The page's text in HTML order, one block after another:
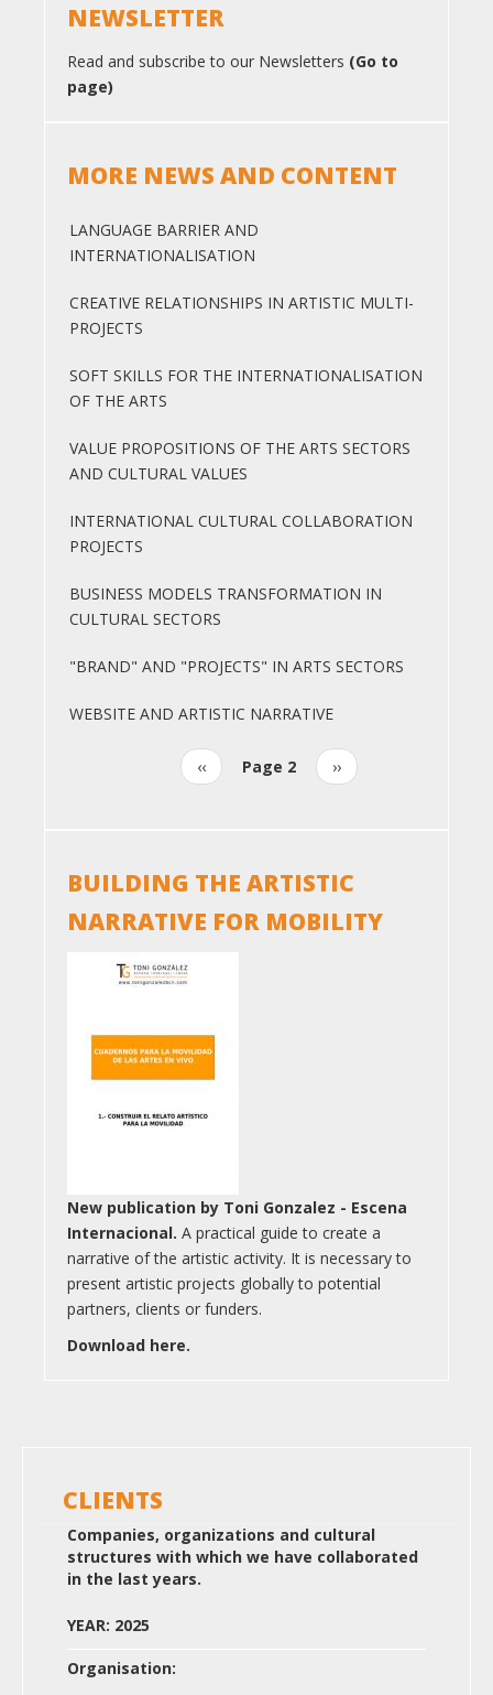
NEWSLETTER
Read and subscribe to our Newsletters (Go to
page)
MORE NEWS AND CONTENT
LANGUAGE BARRIER AND
INTERNATIONALISATION
CREATIVE RELATIONSHIPS IN ARTISTIC MULTI-
PROJECTS
SOFT SKILLS FOR THE INTERNATIONALISATION
OF THE ARTS
VALUE PROPOSITIONS OF THE ARTS SECTORS
AND CULTURAL VALUES
INTERNATIONAL CULTURAL COLLABORATION
PROJECTS
BUSINESS MODELS TRANSFORMATION IN
CULTURAL SECTORS
"BRAND" AND "PROJECTS" IN ARTS SECTORS
WEBSITE AND ARTISTIC NARRATIVE
Previous
page
‹‹ Page 2
Next
page
››
BUILDING THE ARTISTIC
NARRATIVE FOR MOBILITY
New publication by Toni Gonzalez - Escena
Internacional. A practical guide to create a
narrative of the artistic activity. It is necessary to
present artistic projects globally to potential
partners, clients or funders.
Download here.
CLIENTS
Companies, organizations and cultural
structures with which we have collaborated
in the last years.
YEAR: 2025
Organisation: